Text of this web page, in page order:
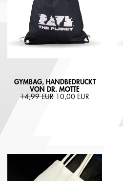
GYMBAG, HANDBEDRUCKT
VON DR. MOTTE
14,99 EUR 10,00 EUR